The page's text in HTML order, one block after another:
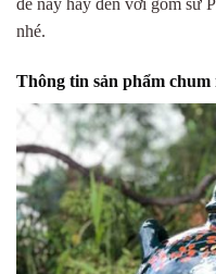
đề này hãy đến với gốm sứ
nhé.
Thông tin sản phẩm